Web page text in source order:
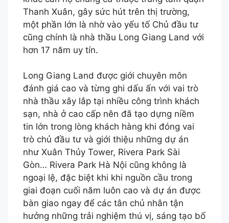
Thanh Xuân, gây sức hút trên thị trường,
một phần lớn là nhờ vào yếu tố Chủ đầu tư
cũng chính là nhà thầu Long Giang Land với
hơn 17 năm uy tín.
Long Giang Land được giới chuyên môn
đánh giá cao và từng ghi dấu ấn với vai trò
nhà thầu xây lắp tại nhiều công trình khách
sạn, nhà ở cao cấp nên đã tạo dựng niềm
tin lớn trong lòng khách hàng khi đóng vai
trò chủ đầu tư và giới thiệu những dự án
như Xuân Thủy Tower, Rivera Park Sài
Gòn… Rivera Park Hà Nội cũng không là
ngoại lệ, đặc biệt khi khi nguồn cầu trong
giai đoạn cuối năm luôn cao và dự án được
bàn giao ngay để các tân chủ nhân tận
hưởng những trải nghiệm thú vị, sáng tạo bố